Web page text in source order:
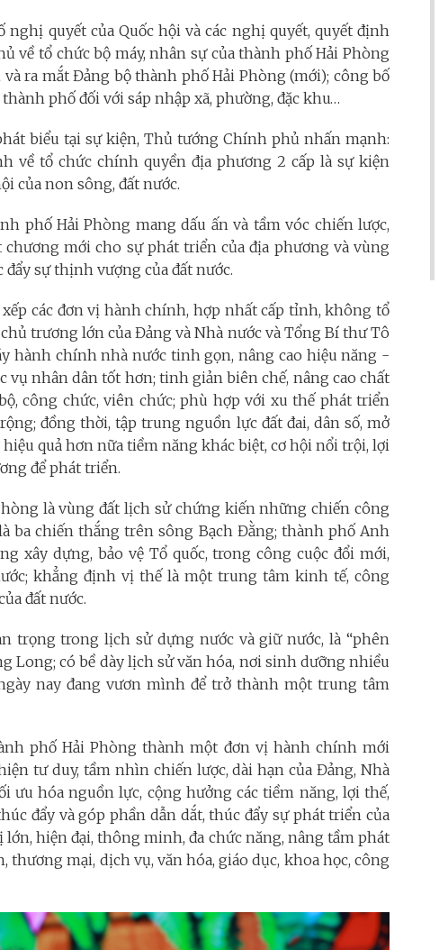
nghị quyết của Quốc hội và các nghị quyết, quyết định
về tổ chức bộ máy, nhân sự của thành phố Hải Phòng
ra mắt Đảng bộ thành phố Hải Phòng (mới); công bố
phố đối với sáp nhập xã, phường, đặc khu…
biểu tại sự kiện, Thủ tướng Chính phủ nhấn mạnh:
về tổ chức chính quyền địa phương 2 cấp là sự kiện
của non sông, đất nước.
phố Hải Phòng mang dấu ấn và tầm vóc chiến lược,
mới cho sự phát triển của địa phương và vùng
sự thịnh vượng của đất nước.
các đơn vị hành chính, hợp nhất cấp tỉnh, không tổ
trương lớn của Đảng và Nhà nước và Tổng Bí thư Tô
hành chính nhà nước tinh gọn, nâng cao hiệu năng -
vụ nhân dân tốt hơn; tinh giản biên chế, nâng cao chất
công chức, viên chức; phù hợp với xu thế phát triển
đồng thời, tập trung nguồn lực đất đai, dân số, mở
quả hơn nữa tiềm năng khác biệt, cơ hội nổi trội, lợi
để phát triển.
là vùng đất lịch sử chứng kiến những chiến công
ba chiến thắng trên sông Bạch Đằng; thành phố Anh
xây dựng, bảo vệ Tổ quốc, trong công cuộc đổi mới,
khẳng định vị thế là một trung tâm kinh tế, công
đất nước.
trọng trong lịch sử dựng nước và giữ nước, là “phên
Long; có bề dày lịch sử văn hóa, nơi sinh dưỡng nhiều
nay đang vươn mình để trở thành một trung tâm
phố Hải Phòng thành một đơn vị hành chính mới
tư duy, tầm nhìn chiến lược, dài hạn của Đảng, Nhà
ưu hóa nguồn lực, cộng hưởng các tiềm năng, lợi thế,
đẩy và góp phần dẫn dắt, thúc đẩy sự phát triển của
lớn, hiện đại, thông minh, đa chức năng, nâng tầm phát
mại, dịch vụ, văn hóa, giáo dục, khoa học, công